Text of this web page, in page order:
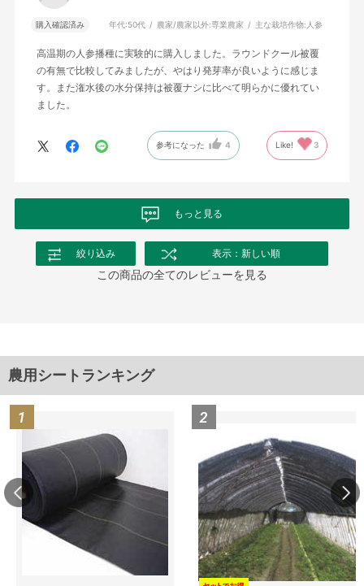
購入確認済み 年代:50代 農家/農家以外:専業農家 主な栽培作物: 人参
高温期の人参播種に実験的に購入しました。ラウンドクール被覆
の有無で比較してみましたが、やはり発芽率が良いように感じま
す。また潅水後の水分保持は被覆ナシに比べて明らかに優れてい
ました。
参考になった 4 Like! 3
もっと見る
絞り込み 表示：新しい順
この商品の全てのレビューを見る
農用シートランキング